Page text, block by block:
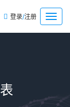
菜
单
登录/注册